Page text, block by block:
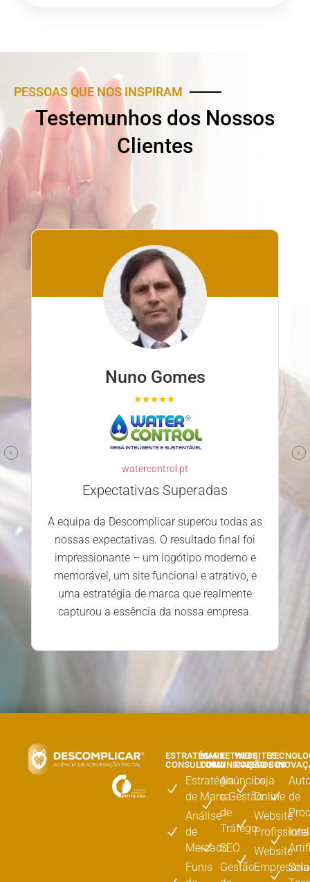
PESSOAS QUE NOS INSPIRAM
Testemunhos dos Nossos
Clientes
Nuno Gomes
watercontrol.pt
Expectativas Superadas
A equipa da Descomplicar superou todas as
nossas expectativas. O resultado final foi
impressionante – um logótipo moderno e
memorável, um site funcional e atrativo, e
uma estratégia de marca que realmente
capturou a essência da nossa empresa.
ESTRATÉGIA E
CONSULTORIA
Estratégia
de Marca
Análise
de
Mercado
Funis
MARKETING E
COMUNICAÇÃO
Anúncios
e Gestão
de
Tráfego
SEO
Gestão
WEBSITES
PODEROSOS
Loja
Online
Website
Website
E
de